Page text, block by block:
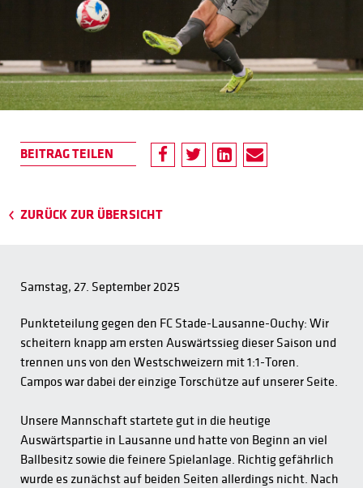
ZURÜCK ZUR ÜBERSICHT
Samstag, 27. September 2025
Punkteteilung gegen den FC Stade-Lausanne-Ouchy: Wir
scheitern knapp am ersten Auswärtssieg dieser Saison und
trennen uns von den Westschweizern mit 1:1-Toren.
Campos war dabei der einzige Torschütze auf unserer Seite.
Unsere Mannschaft startete gut in die heutige
Auswärtspartie in Lausanne und hatte von Beginn an viel
Ballbesitz sowie die feinere Spielanlage. Richtig gefährlich
wurde es zunächst auf beiden Seiten allerdings nicht. Nach